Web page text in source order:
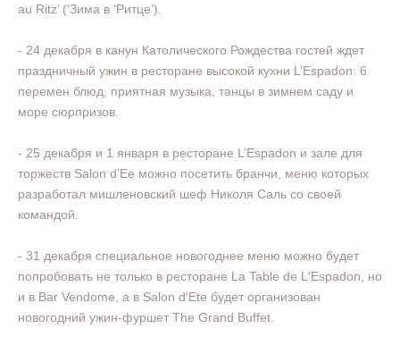
au Ritz’ (‘Зима в ‘Ритце’).
- 24 декабря в канун Католического Рождества гостей ждет
праздничный ужин в ресторане высокой кухни L’Espadon: 6
перемен блюд, приятная музыка, танцы в зимнем саду и
море сюрпризов.
- 25 декабря и 1 января в ресторане L’Espadon и зале для
торжеств Salon d’Ee можно посетить бранчи, меню которых
разработал мишленовский шеф Николя Саль со своей
командой.
- 31 декабря специальное новогоднее меню можно будет
попробовать не только в ресторане La Table de L'Espadon, но
и в Bar Vendome, а в Salon d'Ete будет организован
новогодний ужин-фуршет The Grand Buffet.